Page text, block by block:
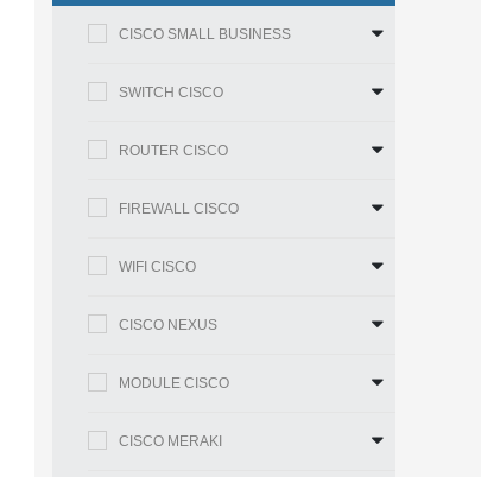
CISCO SMALL BUSINESS
SWITCH CISCO
ROUTER CISCO
FIREWALL CISCO
WIFI CISCO
CISCO NEXUS
MODULE CISCO
CISCO MERAKI